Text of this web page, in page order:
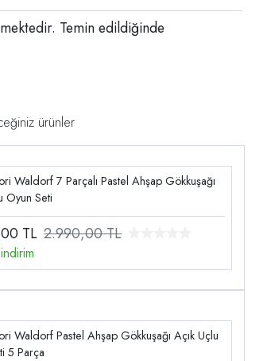
Temin edildiğinde
ürünler
Waldorf 7 Parçalı Pastel Ahşap Gökkuşağı
Oyun Seti
TL 2.990,00 TL
Waldorf Pastel Ahşap Gökkuşağı Açık Uçlu
5 Parça